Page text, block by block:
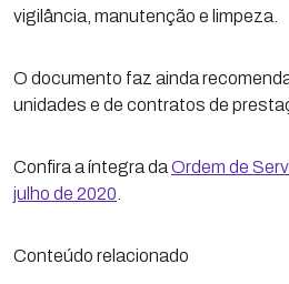
vigilância, manutenção e limpeza.
O documento faz ainda
unidades e de contratos de
Confira a íntegra da Ordem de
julho de 2020
Conteúdo relacionado